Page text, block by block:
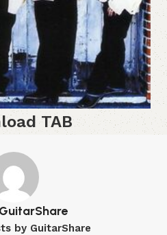
TAB
by GuitarShare